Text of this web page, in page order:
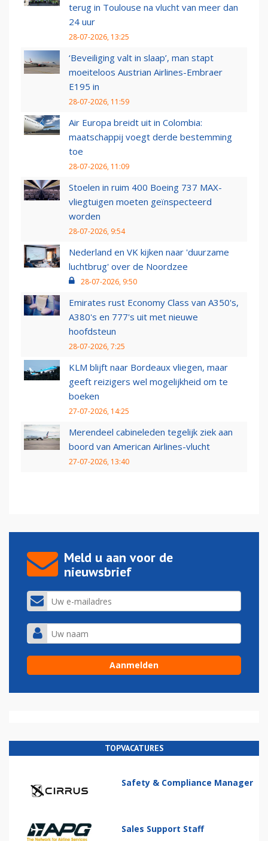
terug in Toulouse na vlucht van meer dan
24 uur
28-07-2026, 13:25
‘Beveiliging valt in slaap’, man stapt
moeiteloos Austrian Airlines-Embraer
E195 in
28-07-2026, 11:59
Air Europa breidt uit in Colombia:
maatschappij voegt derde bestemming
toe
28-07-2026, 11:09
Stoelen in ruim 400 Boeing 737 MAX-
vliegtuigen moeten geïnspecteerd
worden
28-07-2026, 9:54
Nederland en VK kijken naar 'duurzame
luchtbrug' over de Noordzee
28-07-2026, 9:50
Emirates rust Economy Class van A350's,
A380's en 777's uit met nieuwe
hoofdsteun
28-07-2026, 7:25
KLM blijft naar Bordeaux vliegen, maar
geeft reizigers wel mogelijkheid om te
boeken
27-07-2026, 14:25
Merendeel cabineleden tegelijk ziek aan
boord van American Airlines-vlucht
27-07-2026, 13:40
Meld u aan voor de
nieuwsbrief
TOPVACATURES
Safety & Compliance Manager
Sales Support Staff